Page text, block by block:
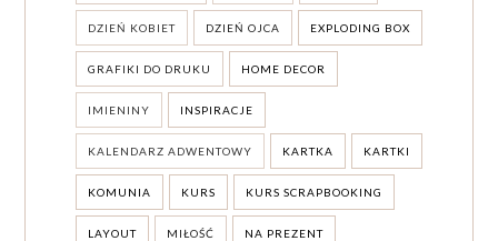
DZIEŃ KOBIET DZIEŃ OJCA EXPLODING BOX
GRAFIKI DO DRUKU HOME DECOR
IMIENINY INSPIRACJE
KALENDARZ ADWENTOWY KARTKA KARTKI
KOMUNIA KURS KURS SCRAPBOOKING
LAYOUT MIŁOŚĆ NA PREZENT